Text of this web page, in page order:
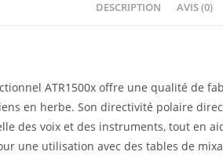
DESCRIPTION AVIS (0)
ATR1500x offre une qualité de
en herbe. Son directivité polaire
des voix et des instruments, tout en
une utilisation avec des tables de